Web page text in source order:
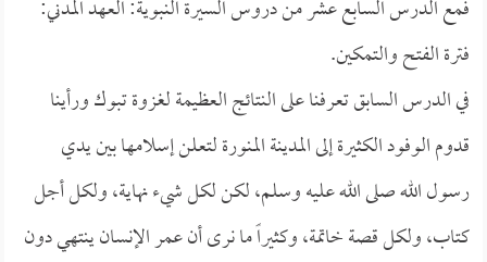
فمع الدرس السابع عشر من دروس السيرة النبوية: العهد المدني:
فترة الفتح والتمكين.
في الدرس السابق تعرفنا على النتائج العظيمة لغزوة تبوك ورأينا
قدوم الوفود الكثيرة إلى المدينة المنورة لتعلن إسلامها بين يدي
رسول الله صلى الله عليه وسلم، لكن لكل شيء نهاية، ولكل أجل
كتاب، ولكل قصة خاتمة، وكثيراً ما نرى أن عمر الإنسان ينتهي دون